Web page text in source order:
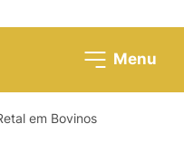
Menu